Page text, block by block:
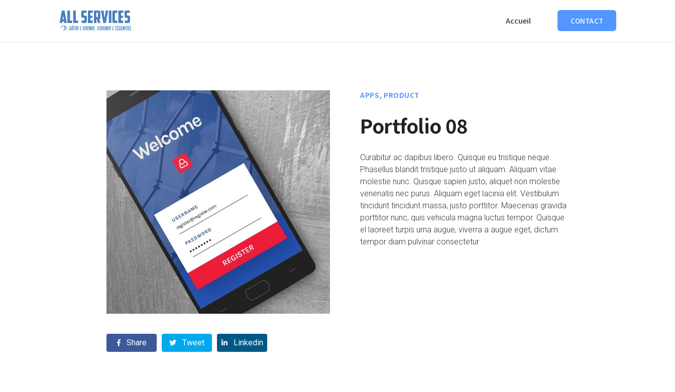
Accueil CONTACT
Share Tweet Linkedin
APPS, PRODUCT
Portfolio 08
Curabitur ac dapibus libero. Quisque eu tristique neque.
Phasellus blandit tristique justo ut aliquam. Aliquam vitae
molestie nunc. Quisque sapien justo, aliquet non molestie
venenatis nec purus. Aliquam eget lacinia elit. Vestibulum
tincidunt tincidunt massa, justo porttitor. Maecenas gravida
porttitor nunc, quis vehicula magna luctus tempor. Quisque
el laoreet turpis urna augue, viverra a augue eget, dictum
tempor diam pulvinar consectetur